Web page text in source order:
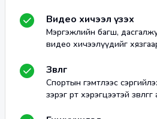
Видео хичээл үзэх
Мэргэжлийн багш,
видео хичээлүүдийг
Зөвлөгөө
Спортын гэмтлээс
зэрэг өөрт хэрэгцээтэй